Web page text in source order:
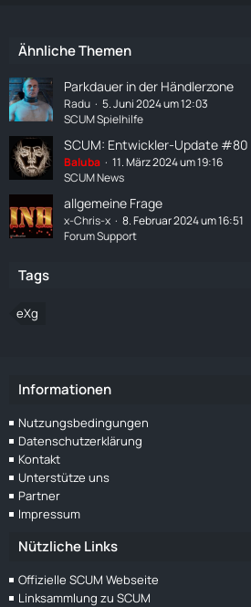
Ähnliche Themen
Parkdauer in der Händlerzone
Radu
5. Juni 2024 um 12:03
SCUM Spielhilfe
SCUM: Entwickler-Update #80
Baluba
11. März 2024 um 19:16
SCUM News
allgemeine Frage
x-Chris-x
8. Februar 2024 um 16:51
Forum Support
Tags
eXg
Informationen
Nutzungsbedingungen
Datenschutzerklärung
Kontakt
Unterstütze uns
Partner
Impressum
Nützliche Links
Offizielle SCUM Webseite
Linksammlung zu SCUM